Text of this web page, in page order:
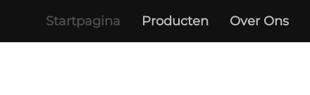
Startpagina Producten Over Ons